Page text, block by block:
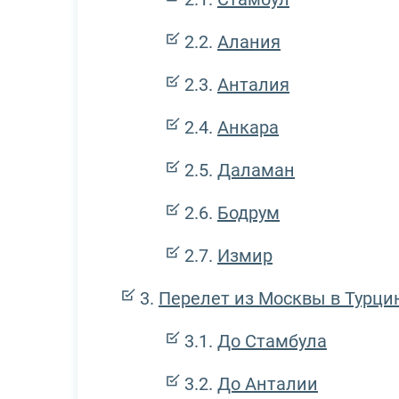
Алания
Анталия
Анкара
Даламан
Бодрум
Измир
Перелет из Москвы в
До Стамбула
До Анталии